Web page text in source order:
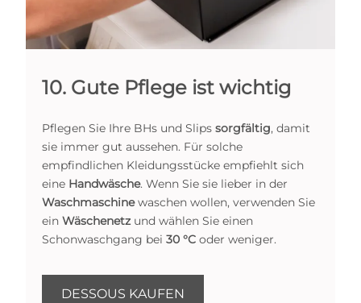
10. Gute Pflege ist wichtig
Pflegen Sie Ihre BHs und Slips sorgfältig, damit
sie immer gut aussehen. Für solche
empfindlichen Kleidungsstücke empfiehlt sich
eine Handwäsche. Wenn Sie sie lieber in der
Waschmaschinewaschen wollen, verwenden Sie
ein Wäschenetzund wählen Sie einen
Schonwaschgang bei 30 °C oder weniger.
DESSOUS KAUFEN